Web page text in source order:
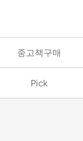
중고책구매
Pick